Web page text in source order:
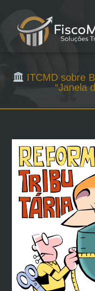
ITCMD sobre
“Janela